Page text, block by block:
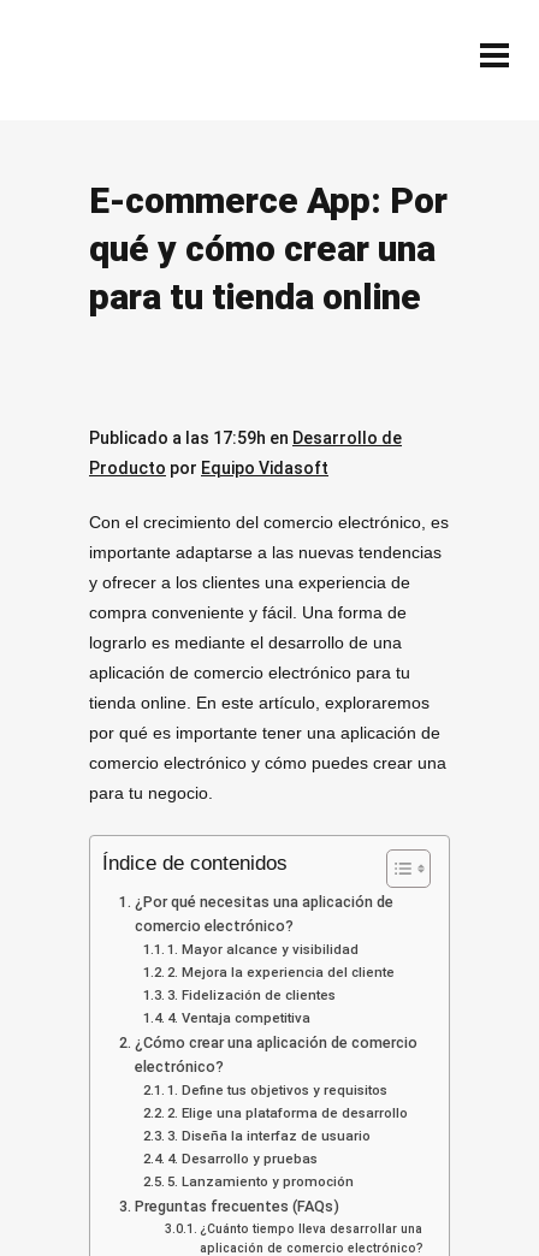
E-commerce App: Por
qué y cómo crear una
para tu tienda online
Publicado a las 17:59h en Desarrollo de
Producto por Equipo Vidasoft
Con el crecimiento del comercio electrónico, es
importante adaptarse a las nuevas tendencias
y ofrecer a los clientes una experiencia de
compra conveniente y fácil. Una forma de
lograrlo es mediante el desarrollo de una
aplicación de comercio electrónico para tu
tienda online. En este artículo, exploraremos
por qué es importante tener una aplicación de
comercio electrónico y cómo puedes crear una
para tu negocio.
Índice de contenidos
¿Por qué necesitas una aplicación de
comercio electrónico?
1. Mayor alcance y visibilidad
2. Mejora la experiencia del cliente
3. Fidelización de clientes
4. Ventaja competitiva
¿Cómo crear una aplicación de comercio
electrónico?
1. Define tus objetivos y requisitos
2. Elige una plataforma de desarrollo
3. Diseña la interfaz de usuario
4. Desarrollo y pruebas
5. Lanzamiento y promoción
Preguntas frecuentes (FAQs)
¿Cuánto tiempo lleva desarrollar una
aplicación de comercio electrónico?